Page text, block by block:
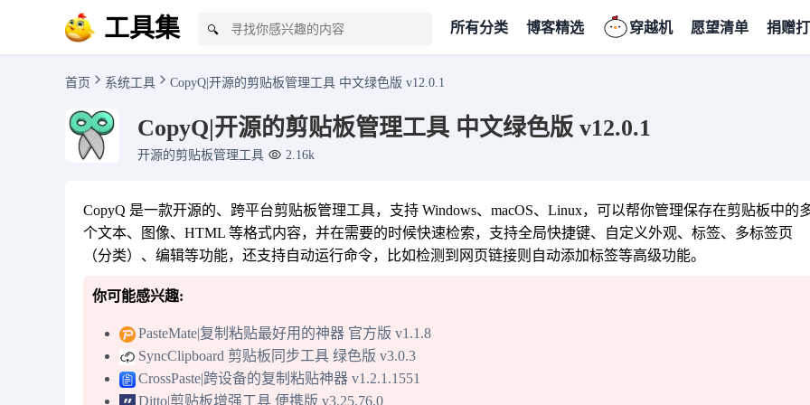
工具集 🔍 所有分类 博客精选 穿越机 愿望清单 捐赠
首页 系统工具 CopyQ|开源的剪贴板管理工具 中文绿色版 v12.0.1
CopyQ|开源的剪贴板管理工具 中文绿色版 v12.0.1
开源的剪贴板管理工具 2.16k
CopyQ 是一款开源的、跨平台剪贴板管理工具，支持 Windows、macOS、Linux，可以帮你管理保存在剪贴板中的
个文本、图像、HTML 等格式内容，并在需要的时候快速检索，支持全局快捷键、自定义外观、标签、多标签页
（分类）、编辑等功能，还支持自动运行命令，比如检测到网页链接则自动添加标签等高级功能。
你可能感兴趣:
PasteMate|复制粘贴最好用的神器 官方版 v1.1.8
SyncClipboard 剪贴板同步工具 绿色版 v3.0.3
CrossPaste|跨设备的复制粘贴神器 v1.2.1.1551
Ditto|剪贴板增强工具 便携版 v3.25.76.0